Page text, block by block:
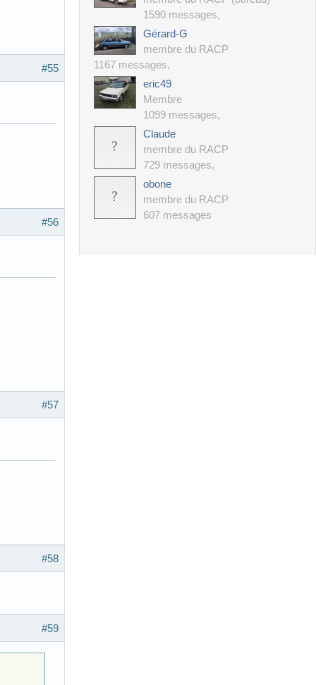
#55
#56
#57
#58
#59
1590 messages,
Gérard-G
membre du RACP
1167 messages,
eric49
Membre
1099 messages,
Claude
membre du RACP
729 messages,
obone
membre du RACP
607 messages